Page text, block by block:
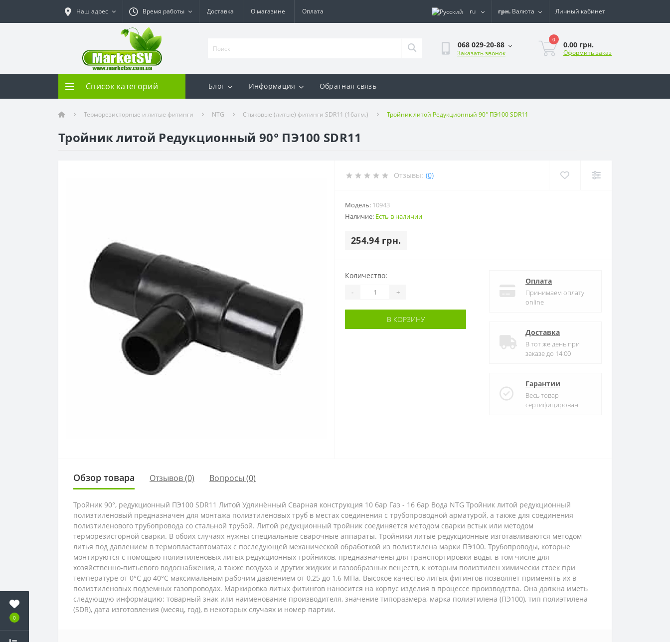
0
Наш адрес Время работы Доставка О магазине Оплата ru грн. Валюта Личный кабинет
068 029-20-88
Заказать звонок
0
0.00 грн.
Оформить заказ
Список категорий Блог Информация Обратная связь
Терморезисторные и литые фитинги NTG Стыковые (литые) фитинги SDR11 (16атм.) Тройник литой Редукционный 90° ПЭ100 SDR11
Тройник литой Редукционный 90° ПЭ100 SDR11
Отзывы: (0)
Модель: 10943
Наличие: Есть в наличии
254.94 грн.
Количество:
- +
В КОРЗИНУ
Оплата
Принимаем оплату
online
Доставка
В тот же день при
заказе до 14:00
Гарантии
Весь товар
сертифицирован
Обзор товара Отзывов (0) Вопросы (0)
Тройник 90°, редукционный ПЭ100 SDR11 Литой Удлинённый Cварная конструкция 10 бар Газ - 16 бар Вода NTG Тройник литой редукционный
полиэтиленовый предназначен для монтажа полиэтиленовых труб в местах соединения с трубопроводной арматурой, а также для соединения
полиэтиленового трубопровода со стальной трубой. Литой редукционный тройник соединяется методом сварки встык или методом
терморезисторной сварки. В обоих случаях нужны специальные сварочные аппараты. Тройники литые редукционные изготавливаются методом
литья под давлением в термопластавтоматах с последующей механической обработкой из полиэтилена марки ПЭ100. Трубопроводы, которые
монтируются с помощью полиэтиленовых литых редукционных тройников, предназначены для транспортировки воды, в том числе для
хозяйственно-питьевого водоснабжения, а также воздуха и других жидких и газообразных веществ, к которым полиэтилен химически стоек при
температуре от 0°С до 40°С максимальным рабочим давлением от 0,25 до 1,6 МПа. Высокое качество литых фитингов позволяет применять их в
полиэтиленовых подземных газопроводах. Маркировка литых фитингов наносится на корпус изделия в процессе производства. Она должна иметь
следующую информацию: товарный знак или наименование производителя, значение типоразмера, марка полиэтилена (ПЭ100), тип полиэтилена
(SDR), дата изготовления (месяц, год), в некоторых случаях и номер партии.